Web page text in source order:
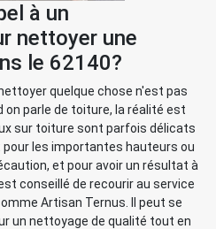
à un
nettoyer une
le 62140?
quelque chose n'est pas
on parle de toiture, la réalité est
sur toiture sont parfois délicats
les importantes hauteurs ou
et pour avoir un résultat à
conseillé de recourir au service
Artisan Ternus. Il peut se
un nettoyage de qualité tout en